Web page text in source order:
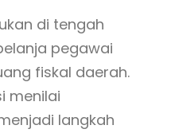
di tengah
pegawai
fiskal daerah.
menilai
langkah